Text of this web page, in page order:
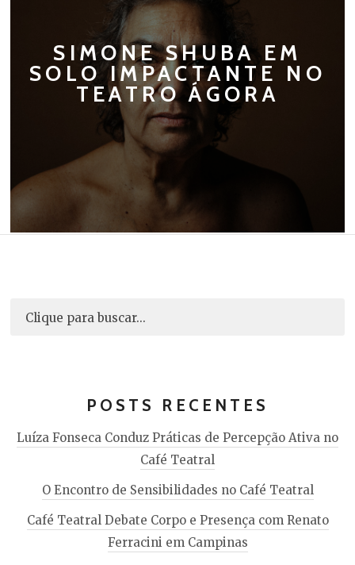
SIMONE SHUBA EM
SOLO IMPACTANTE NO
TEATRO ÁGORA
POSTS RECENTES
Luíza Fonseca Conduz Práticas de Percepção Ativa no
Café Teatral
O Encontro de Sensibilidades no Café Teatral
Café Teatral Debate Corpo e Presença com Renato
Ferracini em Campinas